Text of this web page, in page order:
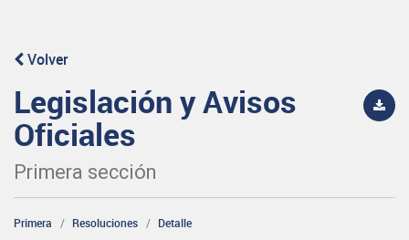
Volver
Legislación y Avisos
Oficiales
Primera sección
Primera Resoluciones Detalle